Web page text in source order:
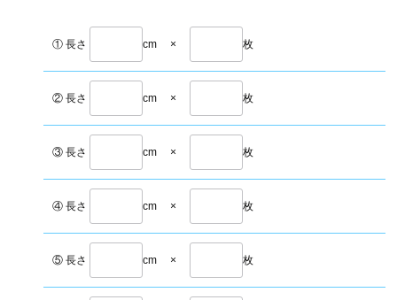
① 長さ cm × 枚
② 長さ cm × 枚
③ 長さ cm × 枚
④ 長さ cm × 枚
⑤ 長さ cm × 枚